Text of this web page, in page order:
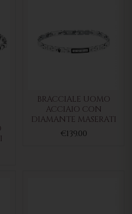
BRACCIALE UOMO
ACCIAIO CON
DIAMANTE MASERATI
€139.00